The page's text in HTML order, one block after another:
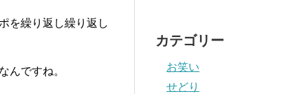
を繰り返し繰り返し
んですね。
カテゴリー
お笑い
せどり